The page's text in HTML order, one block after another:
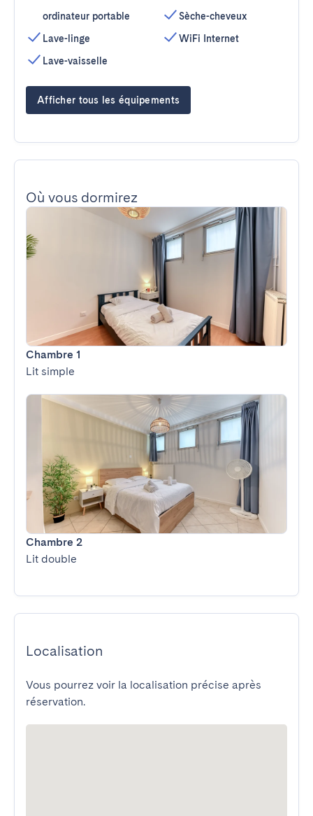
ordinateur portable
Lave-linge
Lave-vaisselle
Sèche-cheveux
WiFi Internet
Afficher tous les équipements
Où vous dormirez
Chambre 1
Lit simple
Chambre 2
Lit double
Localisation
Vous pourrez voir la localisation précise après
réservation.